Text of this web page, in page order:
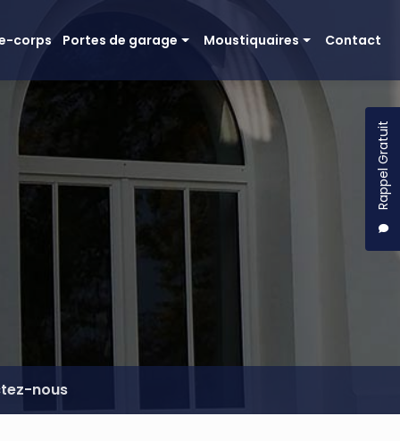
Rappel Gratuit
corps Portes de garage
Porte de garage bois
Moustiquaires
Moustiquaire amovible
Moustiquaire enroulable
Moustiquaire coulissante
Porte moustiquaire pivotante
Moustiquaire plissée
Contact
nous